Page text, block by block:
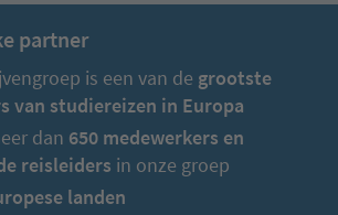
partner
is een van de grootste
van studiereizen in Europa
dan 650 medewerkers en
reisleiders in onze groep
landen